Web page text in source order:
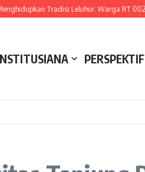
Tradisi Leluhur: Warga RT
PERSPEKTIF